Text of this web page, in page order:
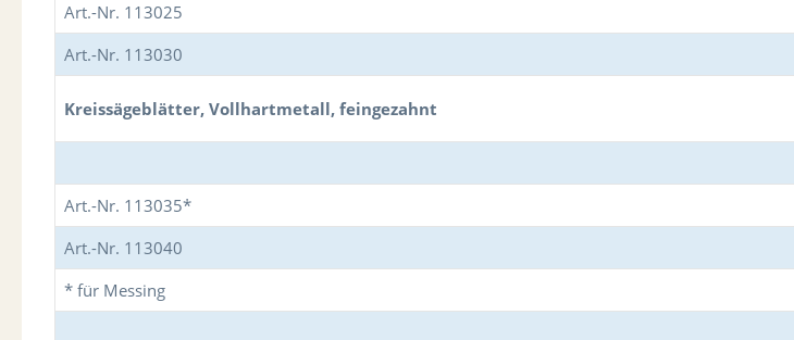
Art.-Nr. 113025
Art.-Nr. 113030
Kreissägeblätter, Vollhartmetall, feingezahnt
Art.-Nr. 113035*
Art.-Nr. 113040
* für Messing